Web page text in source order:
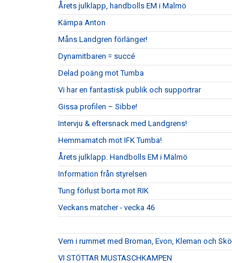
Årets julklapp, handbolls EM i Malmö
Kämpa Anton
Måns Landgren förlänger!
Dynamitbaren = succé
Delad poäng mot Tumba
Vi har en fantastisk publik och supportrar
Gissa profilen – Sibbe!
Intervju & eftersnack med Landgrens!
Hemmamatch mot IFK Tumba!
Årets julklapp. Handbolls EM i Malmö
Information från styrelsen
Tung förlust borta mot RIK
Veckans matcher - vecka 46
Vem i rummet med Broman, Evon, Kleman och
VI STÖTTAR MUSTASCHKAMPEN